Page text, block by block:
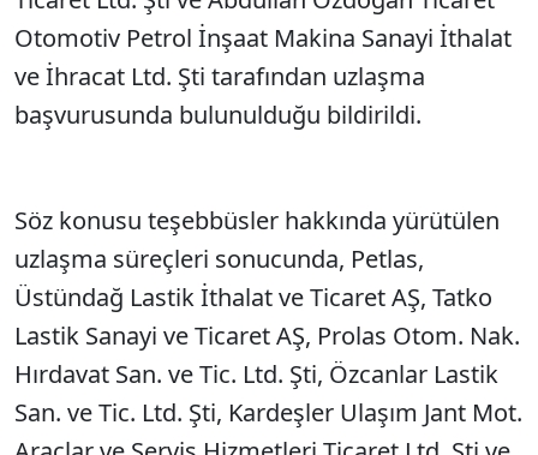
Otomotiv Petrol İnşaat Makina Sanayi İthalat
ve İhracat Ltd. Şti tarafından uzlaşma
başvurusunda bulunulduğu bildirildi.
Söz konusu teşebbüsler hakkında yürütülen
uzlaşma süreçleri sonucunda, Petlas,
Üstündağ Lastik İthalat ve Ticaret AŞ, Tatko
Lastik Sanayi ve Ticaret AŞ, Prolas Otom. Nak.
Hırdavat San. ve Tic. Ltd. Şti, Özcanlar Lastik
San. ve Tic. Ltd. Şti, Kardeşler Ulaşım Jant Mot.